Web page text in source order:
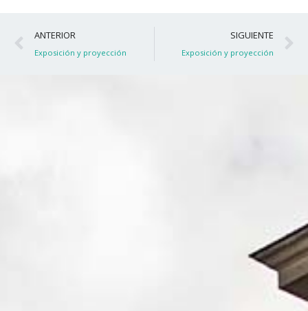
Ant
ANTERIOR
Exposición y proyección
SIGUIENTE
Exposición y proyección